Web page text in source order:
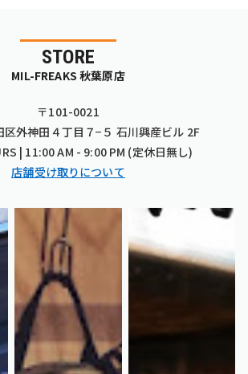
STORE
MIL-FREAKS 秋葉原店
〒101-0021
区外神田４丁目７−５ 石川興産ビル 2F
| 11:00 AM - 9:00 PM (定休日無し)
店舗受け取りについて